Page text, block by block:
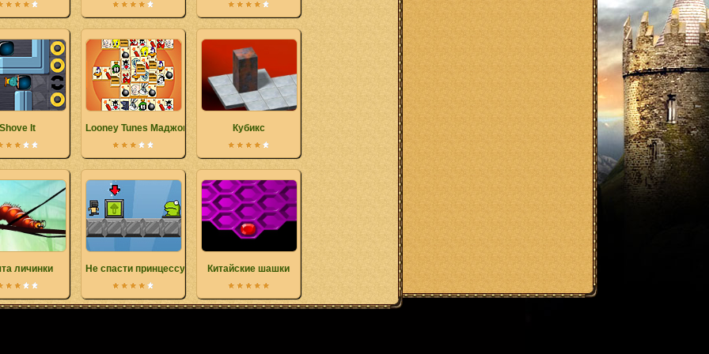
Shove It Looney Tunes Маджонг Кубикс
личинки Не спасти принцессу Китайские шашки